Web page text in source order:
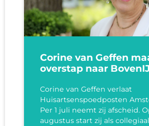
Corine van Geffen
overstap naar BovenIJ
Corine van Geffen verlaat
Huisartsenspoedposten
Per 1 juli neemt zij afscheid.
augustus start zij als collegiaal